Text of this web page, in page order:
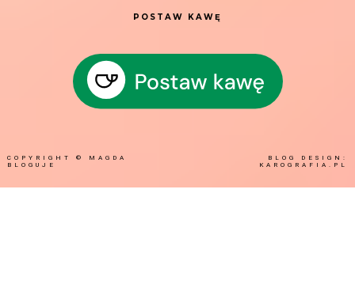
POSTAW KAWĘ
COPYRIGHT ©
MAGDA
BLOGUJE
BLOG DESIGN:
KAROGRAFIA.PL